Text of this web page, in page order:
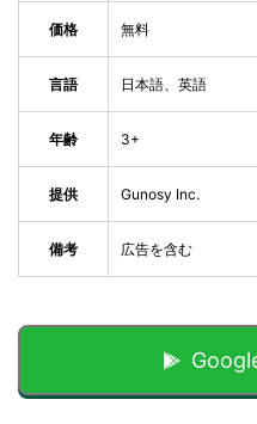
価格 無料
言語 日本語、英語
年齢 3+
提供 Gunosy Inc.
備考 広告を含む